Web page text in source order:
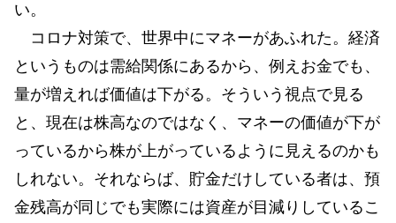
い。
コロナ対策で、世界中にマネーがあふれた。経済
というものは需給関係にあるから、例えお金でも、
量が増えれば価値は下がる。そういう視点で見る
と、現在は株高なのではなく、マネーの価値が下が
っているから株が上がっているように見えるのかも
しれない。それならば、貯金だけしている者は、預
金残高が同じでも実際には資産が目減りしているこ